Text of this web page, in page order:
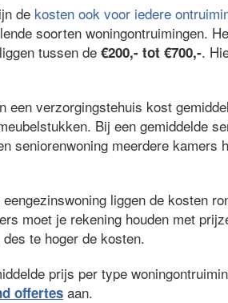
de kosten ook voor iedere
soorten woningontruimingen.
tussen de €200,- tot €700,-.
een verzorgingstehuis kost
Bij een gemiddelde
seniorenwoning meerdere kamers
liggen de kosten
moet je rekening houden met
te hoger de kosten.
prijs per type
offertes aan.